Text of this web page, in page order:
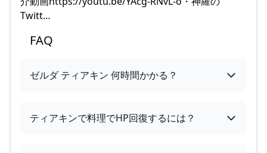
Twitt…
FAQ
ゼルダ ティアキン 何時間かかる？
ティアキンで料理でHP回復するには？